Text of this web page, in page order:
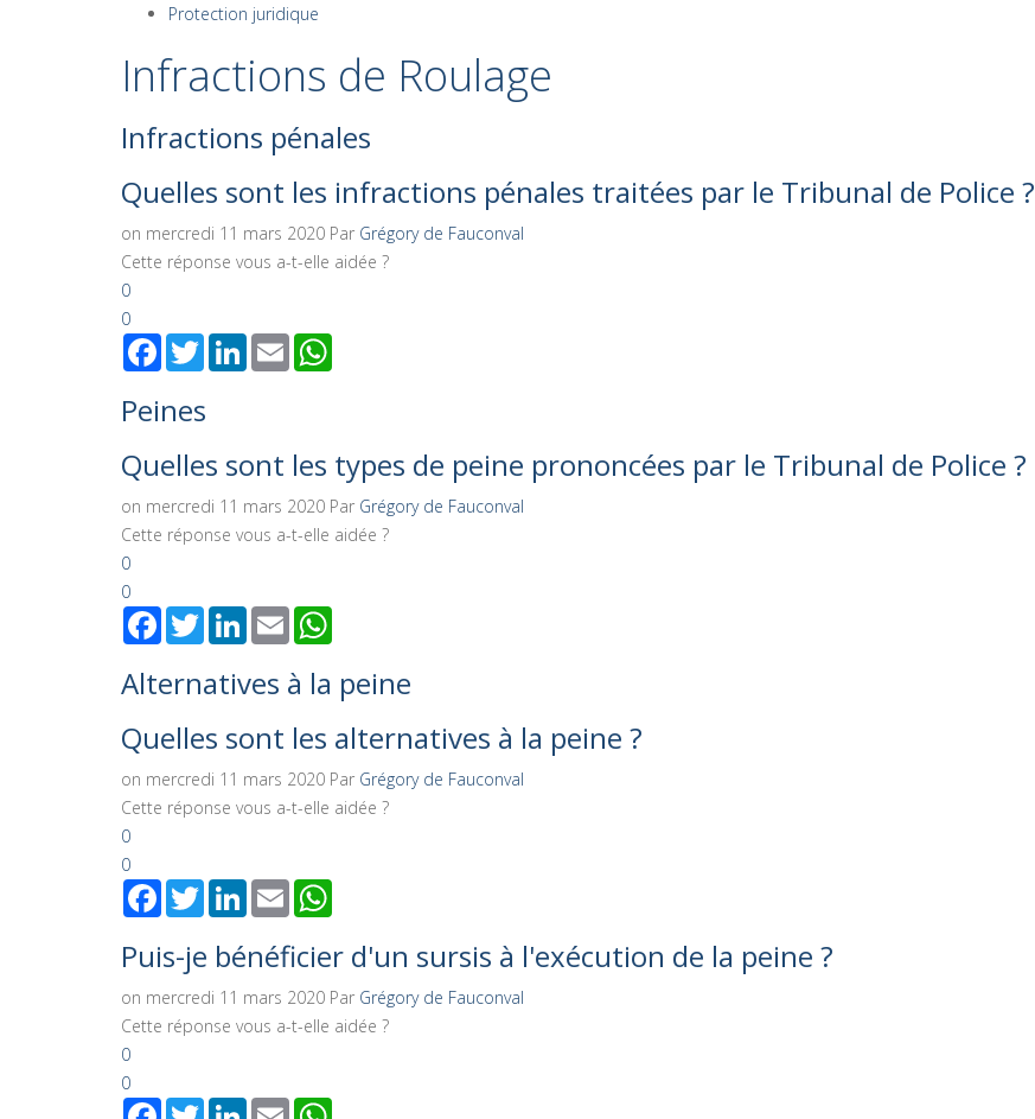
Protection juridique
Infractions de Roulage
Infractions pénales
Quelles sont les infractions pénales traitées par le Tribunal de Police ?
on mercredi 11 mars 2020 Par Grégory de Fauconval
Cette réponse vous a-t-elle aidée ?
0
0
FacebookTwitterLinkedInEmail
Peines
Quelles sont les types de peine prononcées par le Tribunal de Police ?
on mercredi 11 mars 2020 Par Grégory de Fauconval
Cette réponse vous a-t-elle aidée ?
0
0
FacebookTwitterLinkedInEmail
Alternatives à la peine
Quelles sont les alternatives à la peine ?
on mercredi 11 mars 2020 Par Grégory de Fauconval
Cette réponse vous a-t-elle aidée ?
0
0
FacebookTwitterLinkedInEmail
Puis-je bénéficier d'un sursis à l'exécution de la peine ?
on mercredi 11 mars 2020 Par Grégory de Fauconval
Cette réponse vous a-t-elle aidée ?
0
0
FacebookTwitterLinkedInEmail